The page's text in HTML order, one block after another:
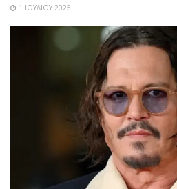
1 ΙΟΥΛΊΟΥ 2026